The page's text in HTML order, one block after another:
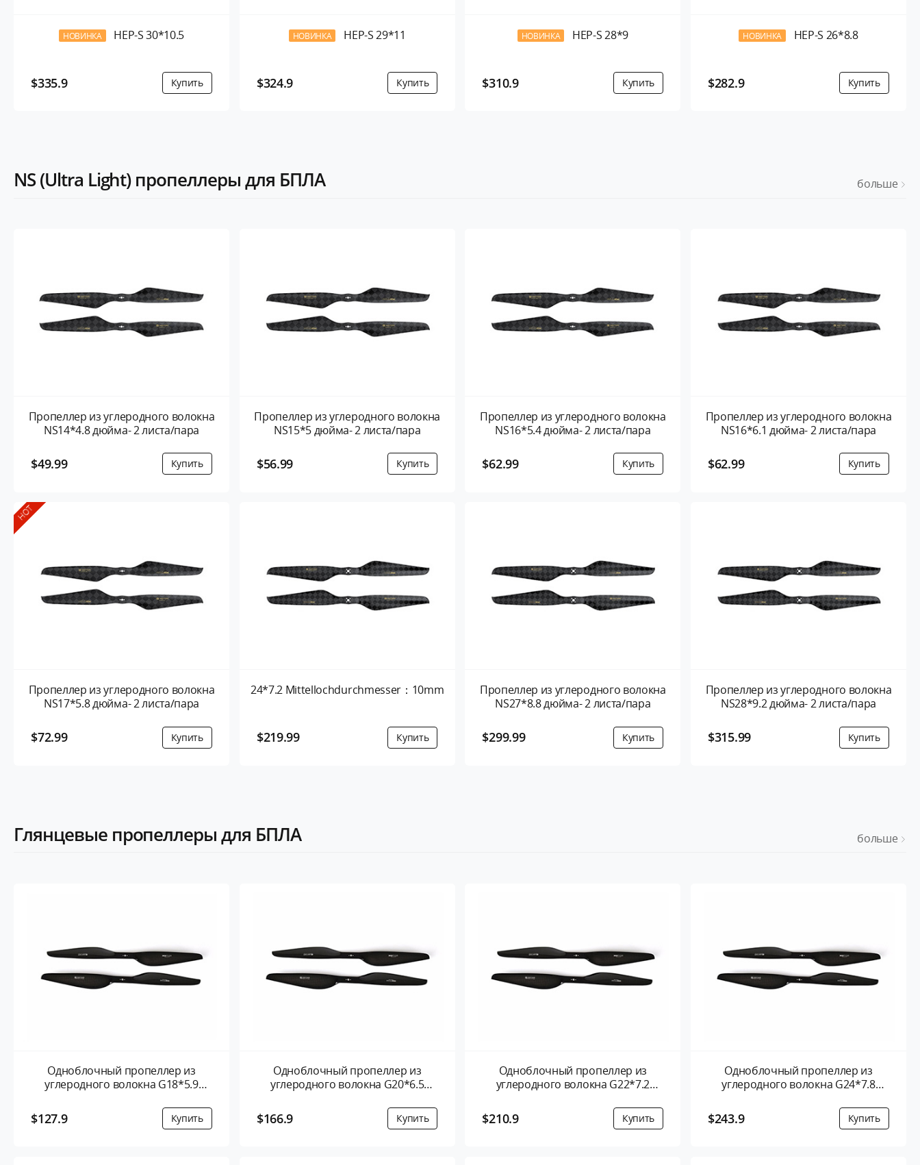
НОВИНКА HEP-S 30*10.5
$335.9
НОВИНКА HEP-S 29*11
$324.9
НОВИНКА HEP-S 28*9
$310.9
НОВИНКА HEP-S 26*8.8
$282.9
NS (Ultra Light) пропеллеры для БПЛА больше
Пропеллер из углеродного волокна
NS14*4.8 дюйма- 2 листа/пара
$49.99
Пропеллер из углеродного волокна
NS15*5 дюйма- 2 листа/пара
$56.99
Пропеллер из углеродного волокна
NS16*5.4 дюйма- 2 листа/пара
$62.99
Пропеллер из углеродного волокна
NS16*6.1 дюйма- 2 листа/пара
$62.99
HOT
Пропеллер из углеродного волокна
NS17*5.8 дюйма- 2 листа/пара
$72.99
24*7.2 Mittellochdurchmesser：10mm
$219.99
Пропеллер из углеродного волокна
NS27*8.8 дюйма- 2 листа/пара
$299.99
Пропеллер из углеродного волокна
NS28*9.2 дюйма- 2 листа/пара
$315.99
Глянцевые пропеллеры для БПЛА больше
Одноблочный пропеллер из
углеродного волокна G18*5.9
$127.9
Одноблочный пропеллер из
углеродного волокна G20*6.5
$166.9
Одноблочный пропеллер из
углеродного волокна G22*7.2
$210.9
Одноблочный пропеллер из
углеродного волокна G24*7.8
$243.9